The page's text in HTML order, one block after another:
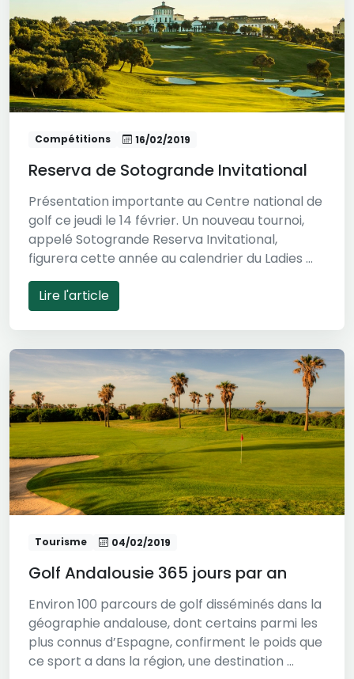
Compétitions 16/02/2019
Reserva de Sotogrande Invitational
Présentation importante au Centre national de
golf ce jeudi le 14 février. Un nouveau tournoi,
appelé Sotogrande Reserva Invitational,
figurera cette année au calendrier du Ladies ...
Lire l'article
Tourisme 04/02/2019
Golf Andalousie 365 jours par an
Environ 100 parcours de golf disséminés dans la
géographie andalouse, dont certains parmi les
plus connus d’Espagne, confirment le poids que
ce sport a dans la région, une destination ...